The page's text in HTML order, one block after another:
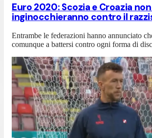
Euro 2020: Scozia e Croazia
inginocchieranno contro il
Entrambe le federazioni hanno annunciato
comunque a battersi contro ogni forma di